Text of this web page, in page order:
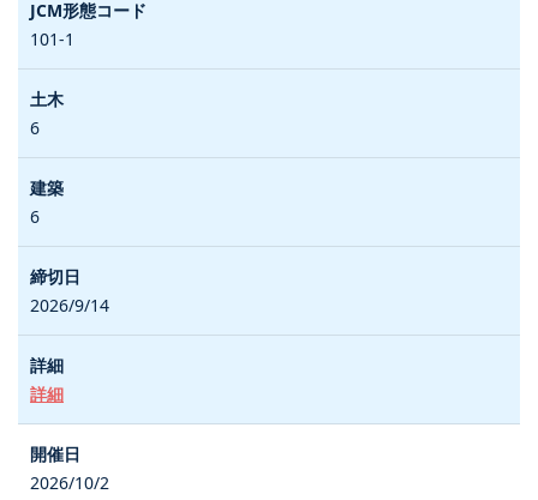
101-1
6
6
2026/9/14
詳細
2026/10/2